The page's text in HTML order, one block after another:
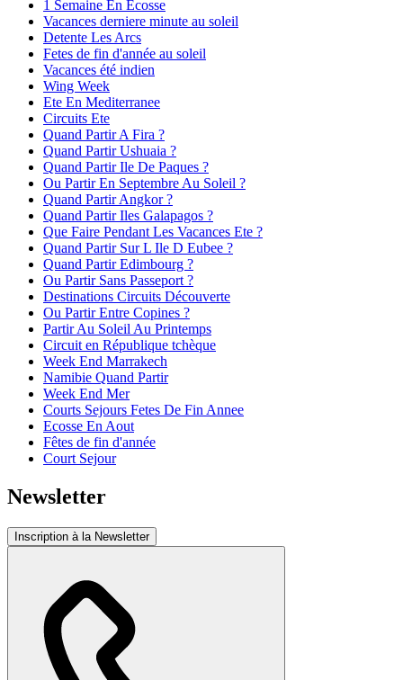
1 Semaine En Ecosse
Vacances derniere minute au soleil
Detente Les Arcs
Fetes de fin d'année au soleil
Vacances été indien
Wing Week
Ete En Mediterranee
Circuits Ete
Quand Partir A Fira ?
Quand Partir Ushuaia ?
Quand Partir Ile De Paques ?
Ou Partir En Septembre Au Soleil ?
Quand Partir Angkor ?
Quand Partir Iles Galapagos ?
Que Faire Pendant Les Vacances Ete ?
Quand Partir Sur L Ile D Eubee ?
Quand Partir Edimbourg ?
Ou Partir Sans Passeport ?
Destinations Circuits Découverte
Ou Partir Entre Copines ?
Partir Au Soleil Au Printemps
Circuit en République tchèque
Week End Marrakech
Namibie Quand Partir
Week End Mer
Courts Sejours Fetes De Fin Annee
Ecosse En Aout
Fêtes de fin d'année
Court Sejour
Newsletter
Inscription à la Newsletter